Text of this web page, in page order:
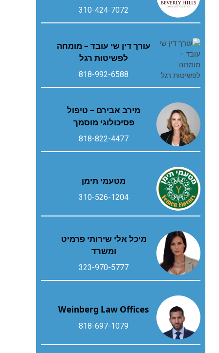
310-424-7072
עורך דין שי עובד – מומחה
לפשיטות רגל
818-992-6588
מירב אבירם – טיפול
פסיכולוגי מוסמך
818-822-4477
מטעמי תימן
310-526-1204
מיכל אלי שירותי פרמיט
ומשרד
323-970-5777
Weinberg Law Offices
818-697-1079